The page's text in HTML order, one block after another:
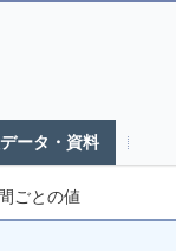
ータ・資料
ごとの値